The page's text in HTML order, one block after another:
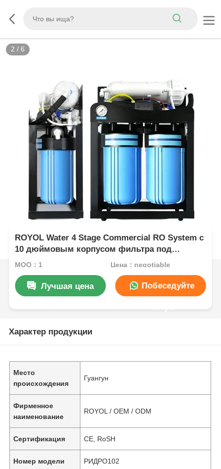
2 / 6
ROYOL Water 4 Stage Commercial RO System с
10 дюймовым корпусом фильтра под
высоким давлением
MOQ：1 Цена：negotiable
Лучшая цена Побеседуйте
Характер продукции
Место
происхождения
Гуангун
Фирменное
наименование
ROYOL / OEM / ODM
Сертификация CE, RoSH
Номер модели РИДРО102